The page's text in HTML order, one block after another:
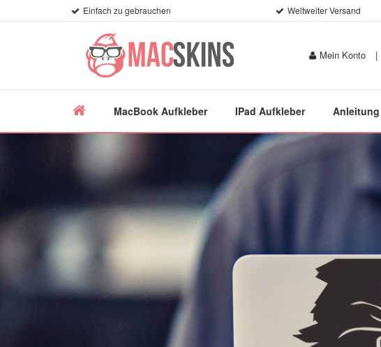
Einfach zu gebrauchen Weltweiter Versand
Mein Konto |
MacBook Aufkleber IPad Aufkleber Anleitung